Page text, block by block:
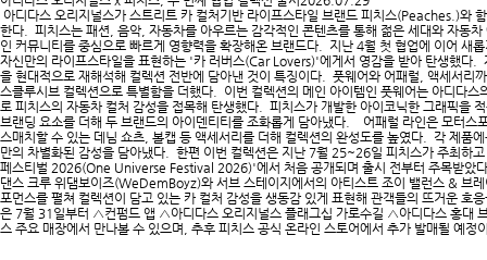
아디다스 오리지널스가 스트리트 카 컬처기반 라이프스타일 브랜드 피치스(Peaches.)와
한다. 피치스는 패션, 음악, 자동차를 아우르는 감각적인 콘텐츠를 통해 젊은 세대와 자동
인 커뮤니티를 중심으로 빠르게 영향력을 확장해온 브랜드다. 지난 4월 첫 협업에 이어 새
자신만의 라이프스타일을 표현하는 '카 러버스(Car Lovers)'​에게서 영감을 받아 탄생했다.
을 현대적으로 재해석해 컬렉션 전반에 담아낸 것이 특징이다. 풋웨어와 어패럴, 액세서리
스클루시브 컬렉션으로 특별함을 더했다. 이번 컬렉션의 메인 아이템인 풋웨어는 아디다
로 피치스의 자동차 컬처 감성을 접목해 탄생했다. 피치스가 개발한 아이코닉한 그래픽을
브랜딩 요소를 더해 두 브랜드의 아이덴티티를 조화롭게 담아냈다. 어패럴 라인은 모터스
스매치할 수 있는 데님 쇼츠, 볼캡 등 액세서리를 더해 컬렉션의 완성도를 높였다. 각 제품
만의 차별화된 감성을 담아냈다. 한편 이번 컬렉션은 지난 7월 25~26일 피치스가 주최하
페스티벌 2026(One Universe Festival 2026)'에서 처음 공개되며 출시 전부터 주목받았
댄스 크루 위댐보이즈(WeDemBoyz)와 서브 스테이지에서의 아티스트 조이 밸런스 & 브
포먼스를 펼쳐 컬렉션이 담고 있는 카 컬처 감성을 생동감 있게 표현해 관객들의 뜨거운 호
은 7월 31일부터 △컨펌드 앱 △아디다스 오리지널스 플래그십 가로수길 △아디다스 홍대
스 주요 매장에서 만나볼 수 있으며, 추후 피치스 공식 온라인 스토어에서 추가 발매될 예정